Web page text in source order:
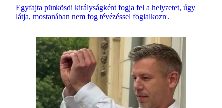
Egyfajta pünkösdi királyságként fogja fel a helyzetet, úgy
látja, mostanában nem fog tévézéssel foglalkozni.